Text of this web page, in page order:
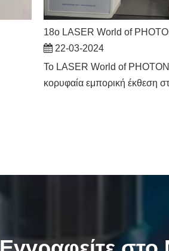
18ο LASER World of
22-03-2024
Το LASER World of
κορυφαία εμπορική έκθεση